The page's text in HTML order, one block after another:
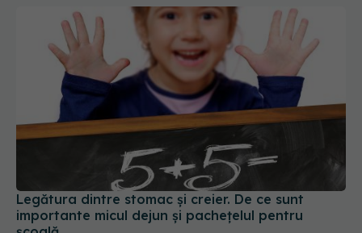
Legătura dintre stomac și creier. De ce sunt
importante micul dejun și pachețelul pentru